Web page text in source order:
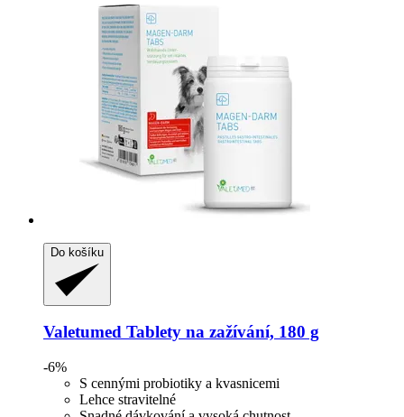
Do košíku
Valetumed Tablety na zažívání, 180 g
-6%
S cennými probiotiky a kvasnicemi
Lehce stravitelné